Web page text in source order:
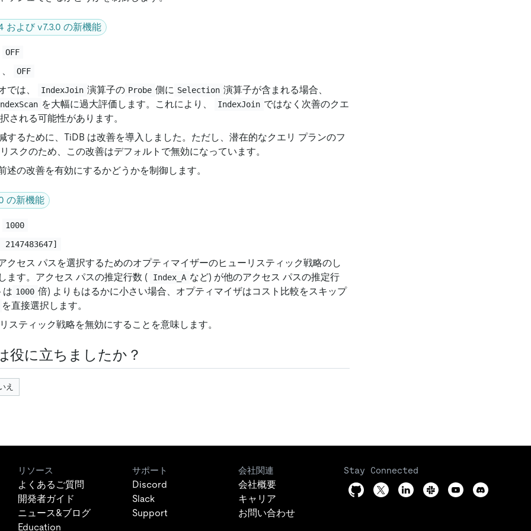
および v7.3.0 の新機能
OFF
OFF
では、 IndexJoin 演算子の Probe 側に Selection 演算子が含まれる場合、
を大幅に過大評価します。これにより、 IndexJoin ではなく次善のクエ
される可能性があります。
するために、TiDB は改善を導入しました。ただし、潜在的なクエリ プランのフ
スクのため、この改善はデフォルトで無効になっています。
述の改善を有効にするかどうかを制御します。
の新機能
1000
クセス パスを選択するためのオプティマイザーのヒューリスティック戦略のし
ます。アクセス パスの推定行数 (
Index_A など) が他のアクセス パスの推定行
は 1000 倍) よりもはるかに小さい場合、オプティマイザはコスト比較をスキップ
を直接選択します。
スティック戦略を無効にすることを意味します。
役に立ちましたか？
え
リソース
よくあるご質問
開発者ガイド
ニュース&ブログ
Education
サポート
Discord
Slack
Support
会社関連
会社概要
キャリア
お問い合わせ
Stay Connected